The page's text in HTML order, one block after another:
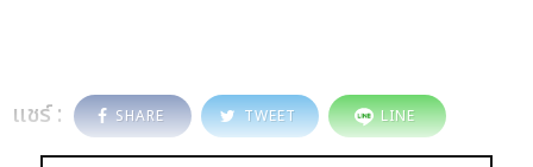
แชร์ : SHARE TWEET LINE